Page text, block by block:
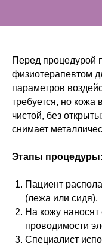
Перед процедурой
физиотерапевтом
параметров
требуется, но кожа
чистой, без
снимает
Этапы процедуры:
Пациент
(лежа или сидя).
На кожу
проводимости
Специалист